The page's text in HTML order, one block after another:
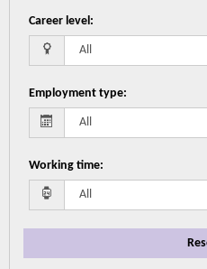
Career level:
Employment type:
Working time: